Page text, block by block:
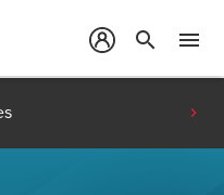
search menu